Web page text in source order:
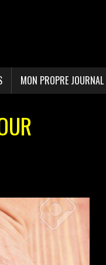
MON PROPRE JOURNAL